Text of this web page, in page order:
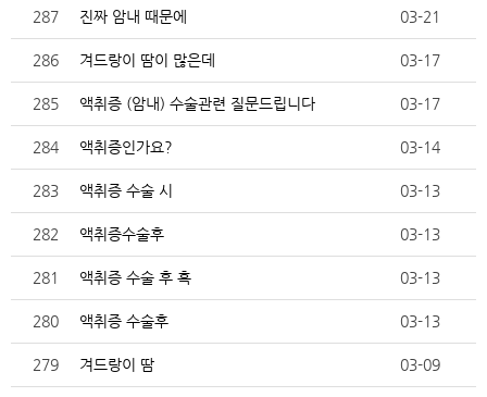
287 진짜 암내 때문에 03-21
286 겨드랑이 땀이 많은데 03-17
285 액취증 (암내) 수술관련 질문드립니다 03-17
284 액취증인가요? 03-14
283 액취증 수술 시 03-13
282 액취증수술후 03-13
281 액취증 수술 후 혹 03-13
280 액취증 수술후 03-13
279 겨드랑이 땀 03-09